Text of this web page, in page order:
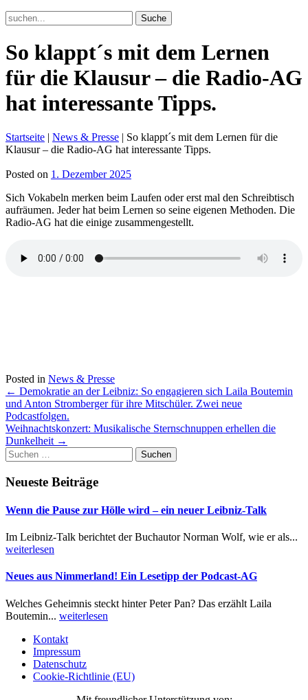
Search
for:
So klappt´s mit dem Lernen
für die Klausur – die Radio-AG
hat interessante Tipps.
Startseite | News & Presse | So klappt´s mit dem Lernen für die
Klausur – die Radio-AG hat interessante Tipps.
Posted on 1. Dezember 2025
Sich Vokabeln merken beim Laufen oder erst mal den Schreibtisch
aufräumen. Jeder hat beim Lernen so seine eigenen Methoden. Die
Radio-AG hat die einige zusammengestellt.
Posted in News & Presse
Post
navigation
← Demokratie an der Leibniz: So engagieren sich Laila Boutemin
und Anton Stromberger für ihre Mitschüler. Zwei neue
Podcastfolgen.
Weihnachtskonzert: Musikalische Sternschnuppen erhellen die
Dunkelheit →
Suchen
nach:
Neueste Beiträge
Wenn die Pause zur Hölle wird – ein neuer Leibniz-Talk
Im Leibniz-Talk berichtet der Buchautor Norman Wolf, wie er als...
weiterlesen
Neues aus Nimmerland! Ein Lesetipp der Podcast-AG
Welches Geheimnis steckt hinter Peter Pan? Das erzählt Laila
Boutemin... weiterlesen
Kontakt
Impressum
Datenschutz
Cookie-Richtlinie (EU)